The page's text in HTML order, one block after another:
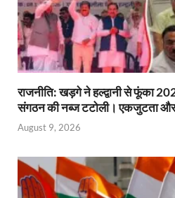
राजनीति: खड़गे ने हल्द्वानी से फूंका
संगठन की नब्ज टटोली। एकजुटता
August 9, 2026